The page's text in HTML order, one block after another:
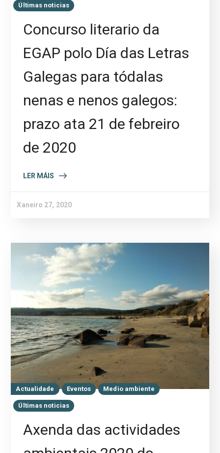
Últimas noticias
Concurso literario da
EGAP polo Día das Letras
Galegas para tódalas
nenas e nenos galegos:
prazo ata 21 de febreiro
de 2020
LER MÁIS
Xaneiro 27, 2020
Actualidade Eventos Medio ambiente
Últimas noticias
Axenda das actividades